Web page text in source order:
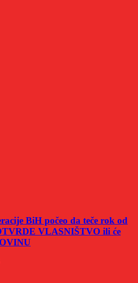
BiH počeo da teče rok od
VLASNIŠTVO ili će